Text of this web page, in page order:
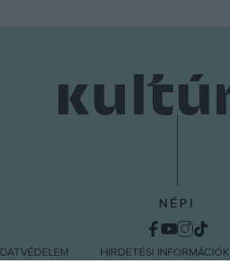
NÉPI
HIRDETÉSI INFORMÁCIÓK